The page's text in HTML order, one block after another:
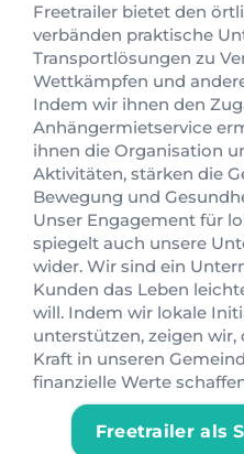
Freetrailer bietet den
verbänden praktische
Transportlösungen zu
Wettkämpfen und
Indem wir ihnen den
Anhängermietservice
ihnen die Organisation
Aktivitäten, stärken die
Bewegung und
Unser Engagement für
spiegelt auch unsere
wider. Wir sind ein
Kunden das Leben
will. Indem wir lokale
unterstützen, zeigen wir,
Kraft in unseren
finanzielle Werte
Freetrailer als